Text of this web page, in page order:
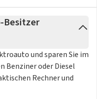
Besitzer
und sparen Sie im
Benziner oder Diesel
Rechner und